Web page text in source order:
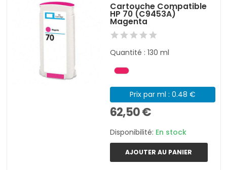
Cartouche Compatible
HP 70 (C9453A)
Magenta
Quantité : 130 ml
Prix par ml : 0.48 €
62,50 €
Disponibilité: En stock
AJOUTER AU PANIER